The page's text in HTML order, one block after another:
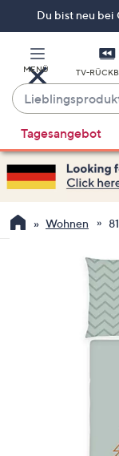
Du bist neu bei
MENÜ TV-
Lieblingsprodukt
finden
Vorschläge
verfügbar
sind,
verwenden
Sie
Tagesangebot
Wohnen